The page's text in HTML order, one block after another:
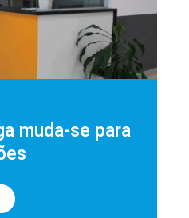
muda-se para